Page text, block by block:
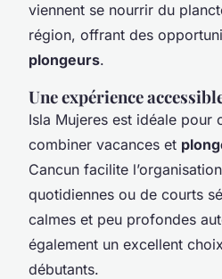
viennent se nourrir du
région, offrant des
plongeurs.
Une expérience
Isla Mujeres est idéale pour
combiner vacances et
Cancun facilite
quotidiennes ou de courts
calmes et peu profondes
également un excellent
débutants.